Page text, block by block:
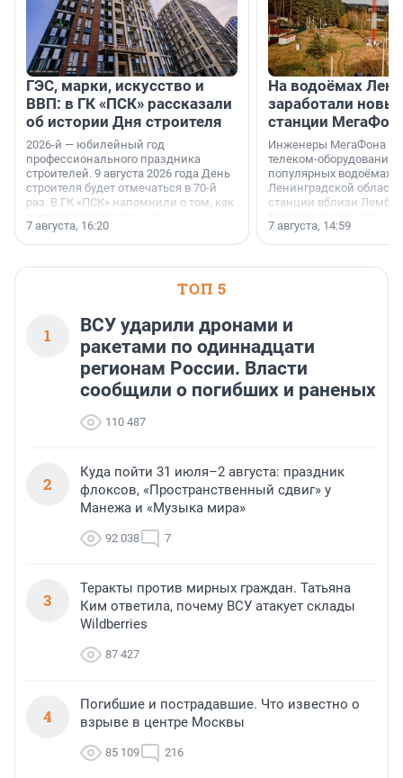
ГЭС, марки, искусство и
ВВП: в ГК «ПСК» рассказали
об истории Дня строителя
2026-й — юбилейный год
профессионального праздника
строителей. 9 августа 2026 года День
строителя будет отмечаться в 70-й
раз. В ГК «ПСК» напомнили о том, как
поменялась роль строительства.
7 августа, 16:20
На водоёмах
заработали
станции
Инженеры МегаФона
телеком-оборудование
популярных водоёмах
Ленинградской
станции вблизи
недалеко от Большого
водопада.
7 августа, 14:59
ТОП 5
1
ВСУ ударили дронами и
ракетами по одиннадцати
регионам России. Власти
сообщили о погибших и раненых
110 487
2
Куда пойти 31 июля–2 августа: праздник
флоксов, «Пространственный сдвиг» у
Манежа и «Музыка мира»
92 038 7
3
Теракты против мирных граждан. Татьяна
Ким ответила, почему ВСУ атакует склады
Wildberries
87 427
4
Погибшие и пострадавшие. Что известно о
взрыве в центре Москвы
85 109 216